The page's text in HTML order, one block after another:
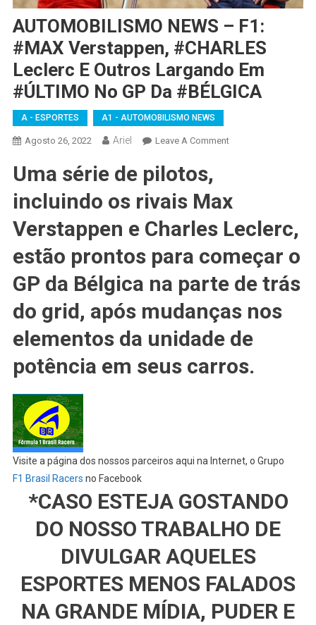
AUTOMOBILISMO NEWS – F1:
#MAX Verstappen, #CHARLES
Leclerc E Outros Largando Em
#ÚLTIMO No GP Da #BÉLGICA
A - ESPORTES A1 - AUTOMOBILISMO NEWS
Agosto 26, 2022 Ariel Leave A CommentOn
F1:
Verstappen,
#CHARLES
Leclerc
E
Largando
Em
No
Uma série de pilotos,
incluindo os rivais Max
Verstappen e Charles Leclerc,
estão prontos para começar o
GP da Bélgica na parte de trás
do grid, após mudanças nos
elementos da unidade de
potência em seus carros.
Visite a página dos nossos parceiros aqui na Internet, o Grupo
F1 Brasil Racers no Facebook
*CASO ESTEJA GOSTANDO
DO NOSSO TRABALHO DE
DIVULGAR AQUELES
ESPORTES MENOS FALADOS
NA GRANDE MÍDIA, PUDER E